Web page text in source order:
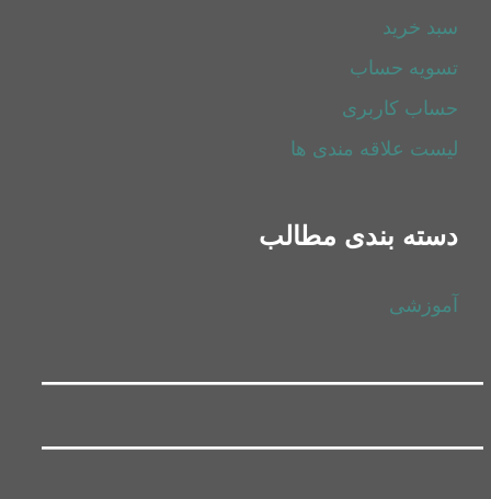
سبد خرید
تسویه حساب
حساب کاربری
لیست علاقه مندی ها
دسته بندی مطالب
آموزشی